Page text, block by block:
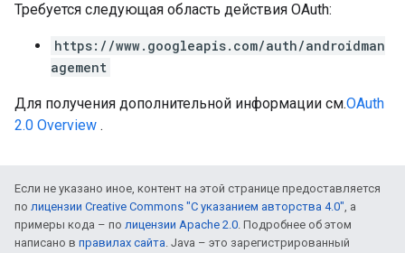
Требуется следующая область действия OAuth:
https://www.googleapis.com/auth/androidman
agement
Для получения дополнительной информации см.OAuth
2.0 Overview .
Если не указано иное, контент на этой странице предоставляется
по лицензии Creative Commons "С указанием авторства 4.0", а
примеры кода – по лицензии Apache 2.0. Подробнее об этом
написано в правилах сайта. Java – это зарегистрированный